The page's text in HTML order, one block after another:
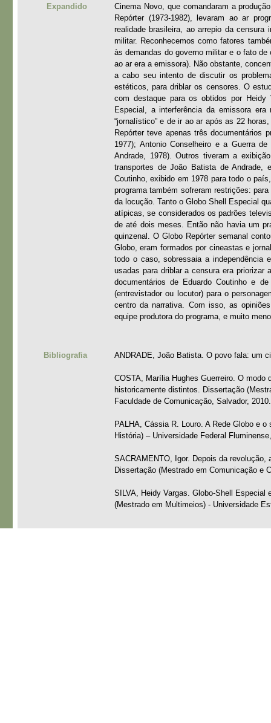
Expandido
Cinema Novo, que comandaram a
Repórter (1973-1982), levaram ao ar
realidade brasileira, ao arrepio da
militar. Reconhecemos como fatores
às demandas do governo militar e o fato
ao ar era a emissora). Não obstante,
a cabo seu intento de discutir os
estéticos, para driblar os censores. O
com destaque para os obtidos por
Especial, a interferência da emissora
“jornalístico” e de ir ao ar após as 22
Repórter teve apenas três documentários
1977); Antonio Conselheiro e a Guerra
Andrade, 1978). Outros tiveram a
transportes de João Batista de Andrade,
Coutinho, exibido em 1978 para todo o
programa também sofreram restrições:
da locução. Tanto o Globo Shell Especial
atípicas, se considerados os padrões
de até dois meses. Então não havia um
quinzenal. O Globo Repórter semanal
Globo, eram formados por cineastas e
todo o caso, sobressaia a independência
usadas para driblar a censura era
documentários de Eduardo Coutinho e
(entrevistador ou locutor) para o
centro da narrativa. Com isso, as
equipe produtora do programa, e muito
Bibliografia ANDRADE, João Batista. O povo fala: um
COSTA, Marília Hughes Guerreiro. O modo
historicamente distintos. Dissertação
Faculdade de Comunicação, Salvador, 2010.
PALHA, Cássia R. Louro. A Rede Globo e
História) – Universidade Federal
SACRAMENTO, Igor. Depois da
Dissertação (Mestrado em Comunicação e
SILVA, Heidy Vargas. Globo-Shell Especial
(Mestrado em Multimeios) - Universidade